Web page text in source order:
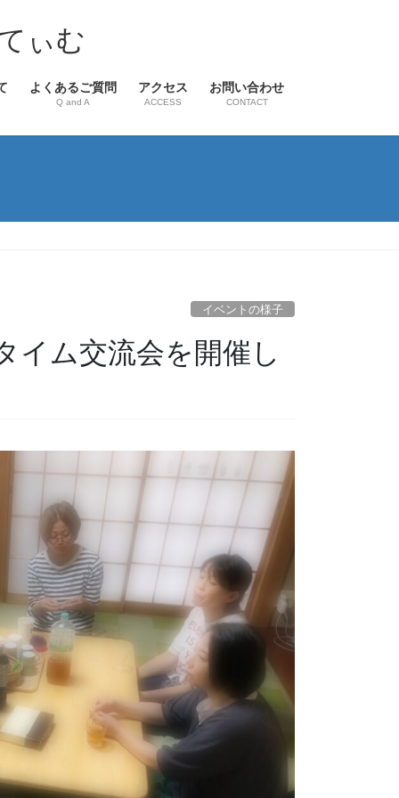
ぃむ
よくあるご質問
Q and A
アクセス
ACCESS
お問い合わせ
CONTACT
イベントの様子
イム交流会を開催し